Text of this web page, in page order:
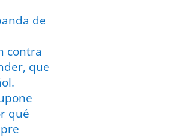
de
contra
que
qué